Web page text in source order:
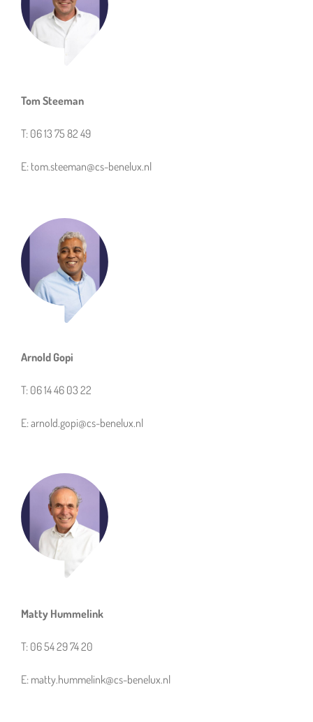
Tom Steeman
T: 06 13 75 82 49
E: tom.steeman@cs-benelux.nl
Arnold Gopi
T: 06 14 46 03 22
E: arnold.gopi@cs-benelux.nl
Matty Hummelink
T: 06 54 29 74 20
E: matty.hummelink@cs-benelux.nl